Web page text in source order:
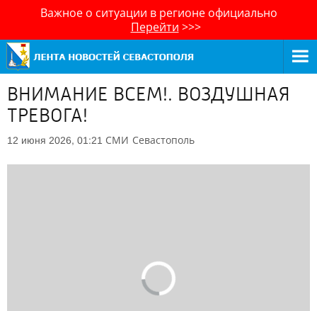
Важное о ситуации в регионе официально
Перейти >>>
ВНИМАНИЕ ВСЕМ!. ВОЗДУШНАЯ
ТРЕВОГА!
12 июня 2026, 01:21 СМИ Севастополь